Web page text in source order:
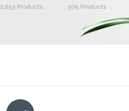
2,653 Products 305 Products